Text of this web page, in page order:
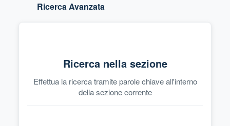
Ricerca Avanzata
Ricerca nella sezione
Effettua la ricerca tramite parole chiave all'interno
della sezione corrente